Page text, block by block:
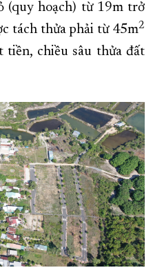
(quy hoạch) từ 19m trở
tách thửa phải từ 45m2
chiều sâu thửa đất